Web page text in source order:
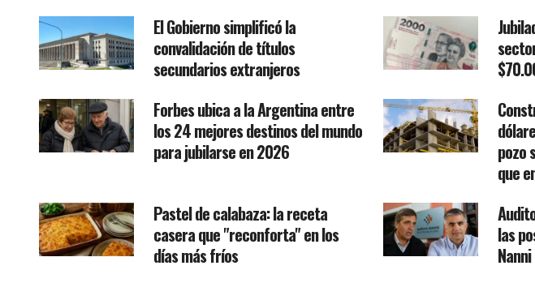
El Gobierno simplificó la
convalidación de títulos
secundarios extranjeros
Forbes ubica a la Argentina entre
los 24 mejores destinos del mundo
para jubilarse en 2026
pozo
que
Pastel de calabaza: la receta
casera que "reconforta" en los
días más fríos
las
Nanni